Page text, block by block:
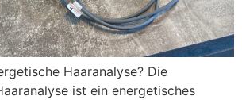
Haaranalyse? Die
ist ein energetisches